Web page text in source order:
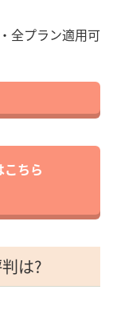
全プラン適用可
ちら
は?